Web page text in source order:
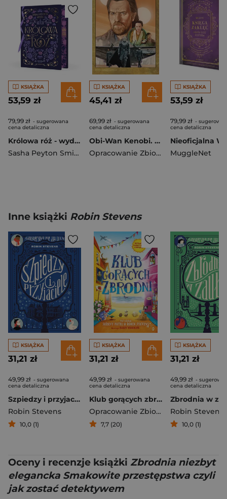
KSIĄŻKA
53,59 zł
79,99 zł - sugerowana
cena detaliczna
Królowa róż - wydanie specjalne
Sasha Peyton Smith
KSIĄŻKA
45,41 zł
69,99 zł - sugerowana
cena detaliczna
Obi-Wan Kenobi. Star Wars
Opracowanie Zbiorowe
KSIĄŻKA
53,59 zł
79,99 zł -
cena detaliczna
MuggleNet
Inne książki Robin Stevens
KSIĄŻKA
31,21 zł
49,99 zł - sugerowana
cena detaliczna
Szpiedzy i przyjaciele. Ministerstwo Nie dla Dam Tom 3
Robin Stevens
10,0 (1)
KSIĄŻKA
31,21 zł
49,99 zł - sugerowana
cena detaliczna
Klub gorących zbrodni
Opracowanie Zbiorowe
7,7 (20)
KSIĄŻKA
31,21 zł
49,99 zł -
cena detaliczna
Robin Stevens
10,0 (1)
Oceny i recenzje książki Zbrodnia niezbyt
elegancka Smakowite przestępstwa czyli
jak zostać detektywem